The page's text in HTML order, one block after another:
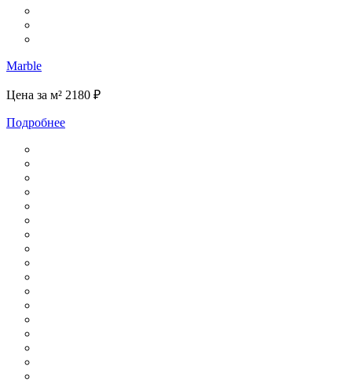
Marble
Цена за м² 2180 ₽
Подробнее